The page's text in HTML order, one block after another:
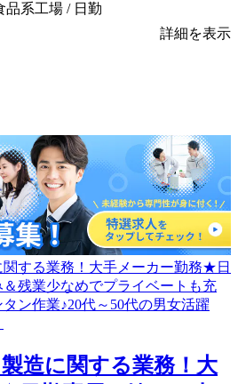
品系工場 / 日勤
詳細を表示
造に関する業務！大